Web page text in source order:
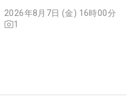
2026年8月7日 (金) 16時00分
1